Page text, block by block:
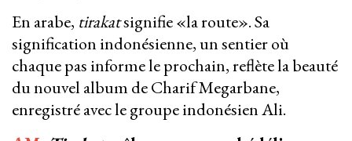
En arabe, tirakatsignifie «la route». Sa
signification indonésienne, un sentier où
chaque pas informe le prochain, reflète la beauté
du nouvel album de Charif Megarbane,
enregistré avec le groupe indonésien Ali.